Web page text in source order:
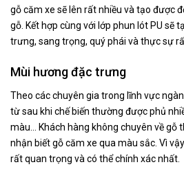
gỗ căm xe sẽ lên rất nhiều và tạo được
gỗ. Kết hợp cùng với lớp phun lót PU sẽ
trưng, sang trọng, quý phái và thực sự
Mùi hương đặc trưng
Theo các chuyên gia trong lĩnh vực
từ sau khi chế biến thường được phủ
màu… Khách hàng không chuyên về gỗ
nhận biết gỗ căm xe qua màu sắc. Vì
rất quan trọng và có thể chính xác nhất.